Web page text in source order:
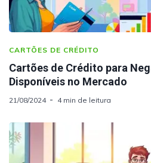
CARTÕES DE CRÉDITO
Cartões de Crédito para
Disponíveis no Mercado
21/08/2024 4 min de leitura